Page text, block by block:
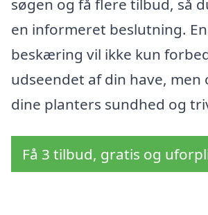
søgen og få flere tilbud, så
en informeret beslutning.
beskæring vil ikke kun
udseendet af din have, men
dine planters sundhed og
Få 3 tilbud, gratis og